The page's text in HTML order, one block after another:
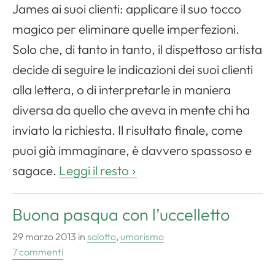
James ai suoi clienti: applicare il suo tocco
magico per eliminare quelle imperfezioni.
Solo che, di tanto in tanto, il dispettoso artista
decide di seguire le indicazioni dei suoi clienti
alla lettera, o di interpretarle in maniera
diversa da quello che aveva in mente chi ha
inviato la richiesta. Il risultato finale, come
puoi già immaginare, è davvero spassoso e
sagace. Leggi il resto
Buona pasqua con l’uccelletto
29 marzo 2013 in salotto, umorismo
7 commenti